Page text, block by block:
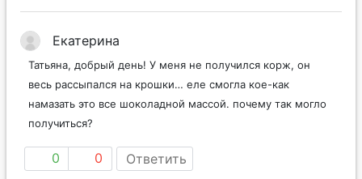
Екатерина
Татьяна, добрый день! У меня не получился корж, он
весь рассыпался на крошки… еле смогла кое-как
намазать это все шоколадной массой. почему так могло
получиться?
0 0 Ответить